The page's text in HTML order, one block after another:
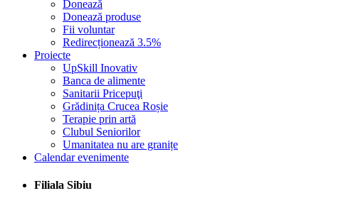
Donează
Donează produse
Fii voluntar
Redirecționează 3.5%
Proiecte
UpSkill Inovativ
Banca de alimente
Sanitarii Pricepuţi
Grădinița Crucea Roșie
Terapie prin artă
Clubul Seniorilor
Umanitatea nu are granițe
Calendar evenimente
Filiala Sibiu